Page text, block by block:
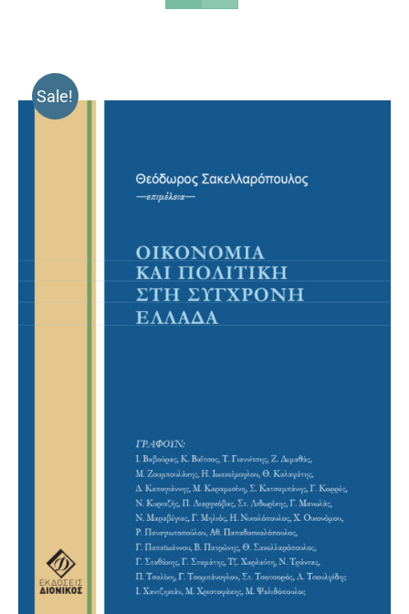
Sale!